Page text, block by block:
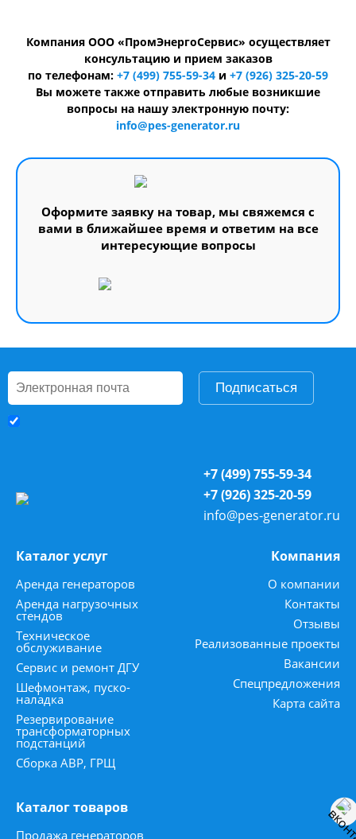
Компания ООО «ПромЭнергоСервис» осуществляет
консультацию и прием заказов
по телефонам: +7 (499) 755-59-34 и +7 (926) 325-20-59
Вы можете также отправить любые возникшие
вопросы на нашу электронную почту:
info@pes-generator.ru
Оформите заявку на товар, мы свяжемся с
вами в ближайшее время и ответим на все
интересующие вопросы
Подписаться
+7 (499) 755-59-34
+7 (926) 325-20-59
info@pes-generator.ru
Каталог услуг
Аренда генераторов
Аренда нагрузочных
стендов
Техническое
обслуживание
Сервис и ремонт ДГУ
Шефмонтаж, пуско-
наладка
Резервирование
трансформаторных
подстанций
Сборка АВР, ГРЩ
Компания
О компании
Контакты
Отзывы
Реализованные проекты
Вакансии
Спецпредложения
Карта сайта
Каталог товаров
Продажа генераторов